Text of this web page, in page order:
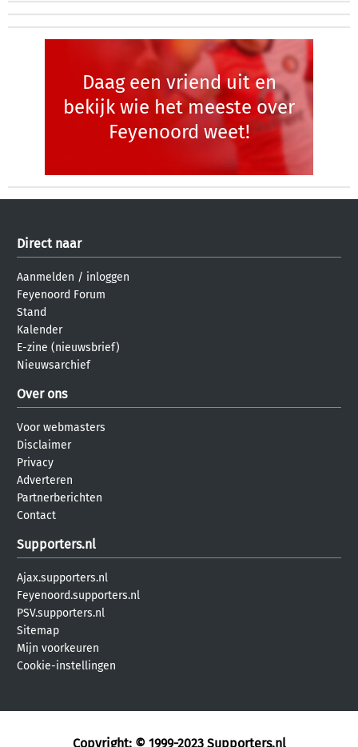
Daag een vriend uit en
bekijk wie het meeste over
Feyenoord weet!
Direct naar
Aanmelden / inloggen
Feyenoord Forum
Stand
Kalender
E-zine (nieuwsbrief)
Nieuwsarchief
Over ons
Voor webmasters
Disclaimer
Privacy
Adverteren
Partnerberichten
Contact
Supporters.nl
Ajax.supporters.nl
Feyenoord.supporters.nl
PSV.supporters.nl
Sitemap
Mijn voorkeuren
Cookie-instellingen
Copyright: © 1999-2023 Supporters.nl